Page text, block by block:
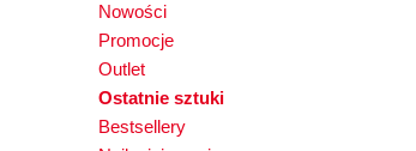
Nowości
Promocje
Outlet
Ostatnie sztuki
Bestsellery